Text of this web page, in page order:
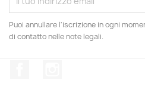
Puoi annullare l'iscrizione in ogni
di contatto nelle note legali.